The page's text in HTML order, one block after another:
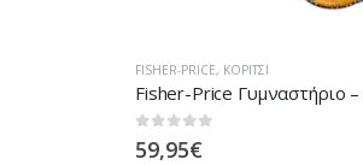
FISHER-PRICE, ΚΟΡΊΤΣΙ
0out of 5
59,95€